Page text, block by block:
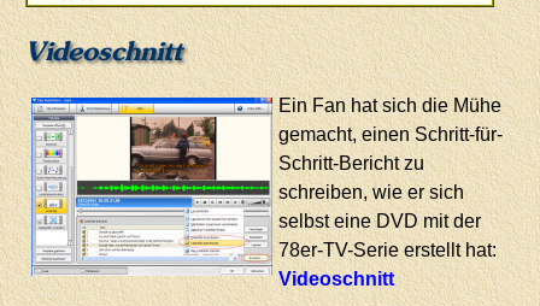
Videoschnitt
Ein Fan hat sich die Mühe
gemacht, einen Schritt-für-
Schritt-Bericht zu
schreiben, wie er sich
selbst eine DVD mit der
78er-TV-Serie erstellt hat:
Videoschnitt